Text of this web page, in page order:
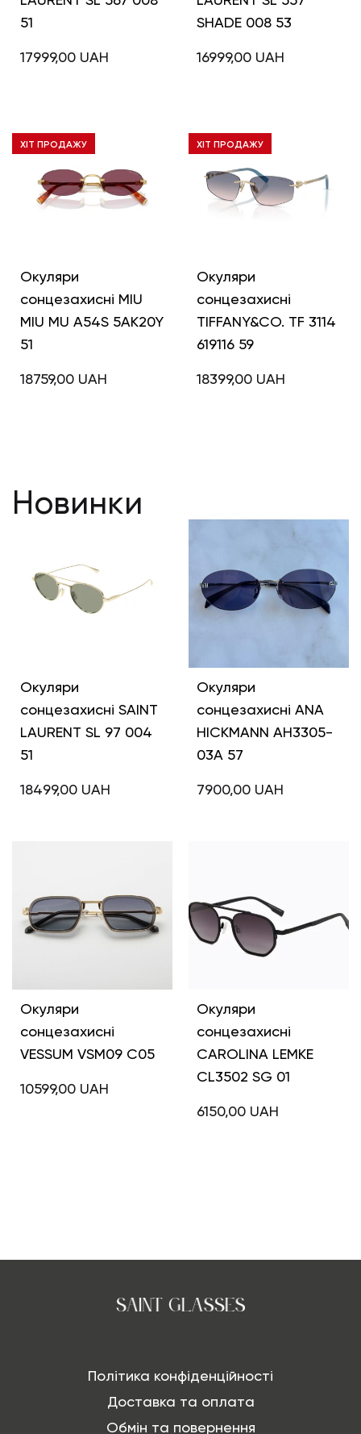
51
17999,00 UAH
SHADE 008 53
16999,00 UAH
ХІТ ПРОДАЖУ
Окуляри
сонцезахисні MIU
MIU MU A54S 5AK20Y
51
18759,00 UAH
ХІТ ПРОДАЖУ
Окуляри
сонцезахисні
TIFFANY&CO. TF 3114
619116 59
18399,00 UAH
Новинки
Окуляри
сонцезахисні SAINT
LAURENT SL 97 004
51
18499,00 UAH
Окуляри
сонцезахисні ANA
HICKMANN AH3305-
03A 57
7900,00 UAH
Окуляри
сонцезахисні
VESSUM VSM09 C05
10599,00 UAH
Окуляри
сонцезахисні
CAROLINA LEMKE
CL3502 SG 01
6150,00 UAH
Політика конфіденційності
Доставка та оплата
Обмін та повернення